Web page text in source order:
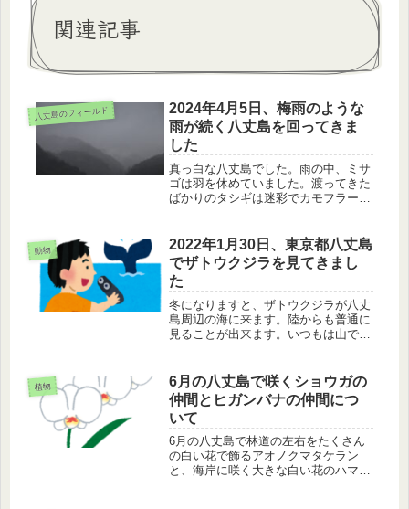
関連記事
八丈島のフィールド
2024年4月5日、梅雨のような
雨が続く八丈島を回ってきま
した
真っ白な八丈島でした。雨の中、ミサ
ゴは羽を休めていました。渡ってきた
ばかりのタシギは迷彩でカモフラージ
動物
2022年1月30日、東京都八丈島
でザトウクジラを見てきまし
た
冬になりますと、ザトウクジラが八丈
島周辺の海に来ます。陸からも普通に
見ることが出来ます。いつもは山です
に行きました。テールスラップをして
いるところに出会えました。
植物
6月の八丈島で咲くショウガの
仲間とヒガンバナの仲間につ
いて
6月の八丈島で林道の左右をたくさん
の白い花で飾るアオノクマタケラン
と、海岸に咲く大きな白い花のハマオ